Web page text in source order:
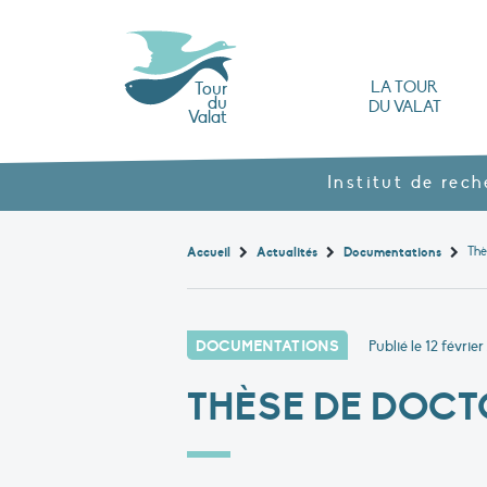
Tour
du
Valat
LA TOUR
DU VALAT
Institut de
Accueil Actualités Documentations
DOCUMENTATIONS Publié le12 février
THÈSE DE